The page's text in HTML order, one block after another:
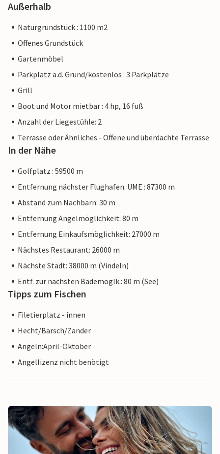
Außerhalb
Naturgrundstück : 1100 m2
Offenes Grundstück
Gartenmöbel
Parkplatz a.d. Grund/kostenlos : 3 Parkplätze
Grill
Boot und Motor mietbar : 4 hp, 16 fuß
Anzahl der Liegestühle: 2
Terrasse oder Ähnliches - Offene und überdachte Terrasse
In der Nähe
Golfplatz : 59500 m
Entfernung nächster Flughafen: UME : 87300 m
Abstand zum Nachbarn: 30 m
Entfernung Angelmöglichkeit: 80 m
Entfernung Einkaufsmöglichkeit: 27000 m
Nächstes Restaurant: 26000 m
Nächste Stadt: 38000 m (Vindeln)
Entf. zur nächsten Bademöglk.: 80 m (See)
Tipps zum Fischen
Filetierplatz - innen
Hecht/Barsch/Zander
Angeln:April-Oktober
Angellizenz nicht benötigt